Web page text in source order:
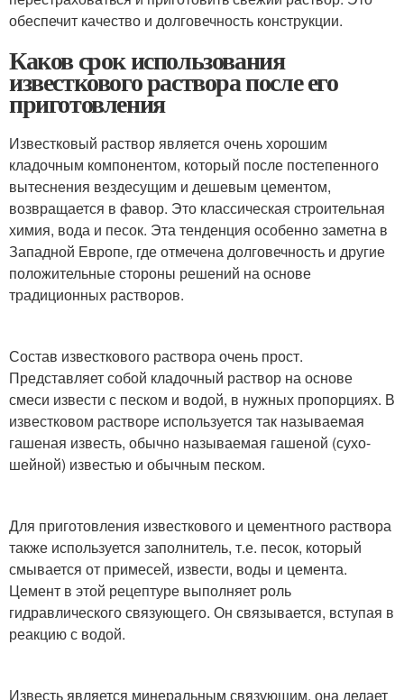
обеспечит качество и долговечность конструкции.
Каков срок использования
известкового раствора после его
приготовления
Известковый раствор является очень хорошим
кладочным компонентом, который после постепенного
вытеснения вездесущим и дешевым цементом,
возвращается в фавор. Это классическая строительная
химия, вода и песок. Эта тенденция особенно заметна в
Западной Европе, где отмечена долговечность и другие
положительные стороны решений на основе
традиционных растворов.
Состав известкового раствора очень прост.
Представляет собой кладочный раствор на основе
смеси извести с песком и водой, в нужных пропорциях. В
известковом растворе используется так называемая
гашеная известь, обычно называемая гашеной (сухо-
шейной) известью и обычным песком.
Для приготовления известкового и цементного раствора
также используется заполнитель, т.е. песок, который
смывается от примесей, извести, воды и цемента.
Цемент в этой рецептуре выполняет роль
гидравлического связующего. Он связывается, вступая в
реакцию с водой.
Известь является минеральным связующим, она делает